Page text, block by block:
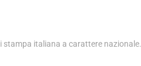
stampa italiana a carattere nazionale.